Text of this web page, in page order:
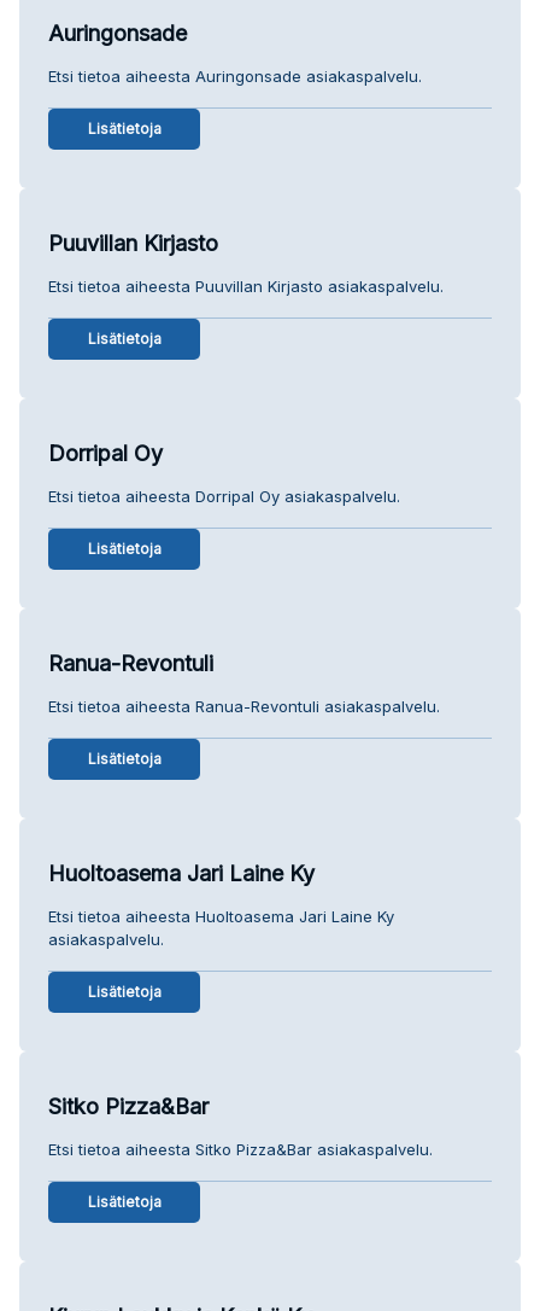
Auringonsade
Etsi tietoa aiheesta Auringonsade asiakaspalvelu.
Lisätietoja
Puuvillan Kirjasto
Etsi tietoa aiheesta Puuvillan Kirjasto asiakaspalvelu.
Lisätietoja
Dorripal Oy
Etsi tietoa aiheesta Dorripal Oy asiakaspalvelu.
Lisätietoja
Ranua-Revontuli
Etsi tietoa aiheesta Ranua-Revontuli asiakaspalvelu.
Lisätietoja
Huoltoasema Jari Laine Ky
Etsi tietoa aiheesta Huoltoasema Jari Laine Ky
asiakaspalvelu.
Lisätietoja
Sitko Pizza&Bar
Etsi tietoa aiheesta Sitko Pizza&Bar asiakaspalvelu.
Lisätietoja